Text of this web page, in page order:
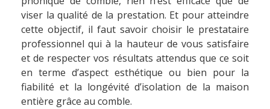
viser la qualité de la prestation. Et pour atteindre
cette objectif, il faut savoir choisir le prestataire
professionnel qui à la hauteur de vous satisfaire
et de respecter vos résultats attendus que ce soit
en terme d’aspect esthétique ou bien pour la
fiabilité et la longévité d’isolation de la maison
entière grâce au comble.